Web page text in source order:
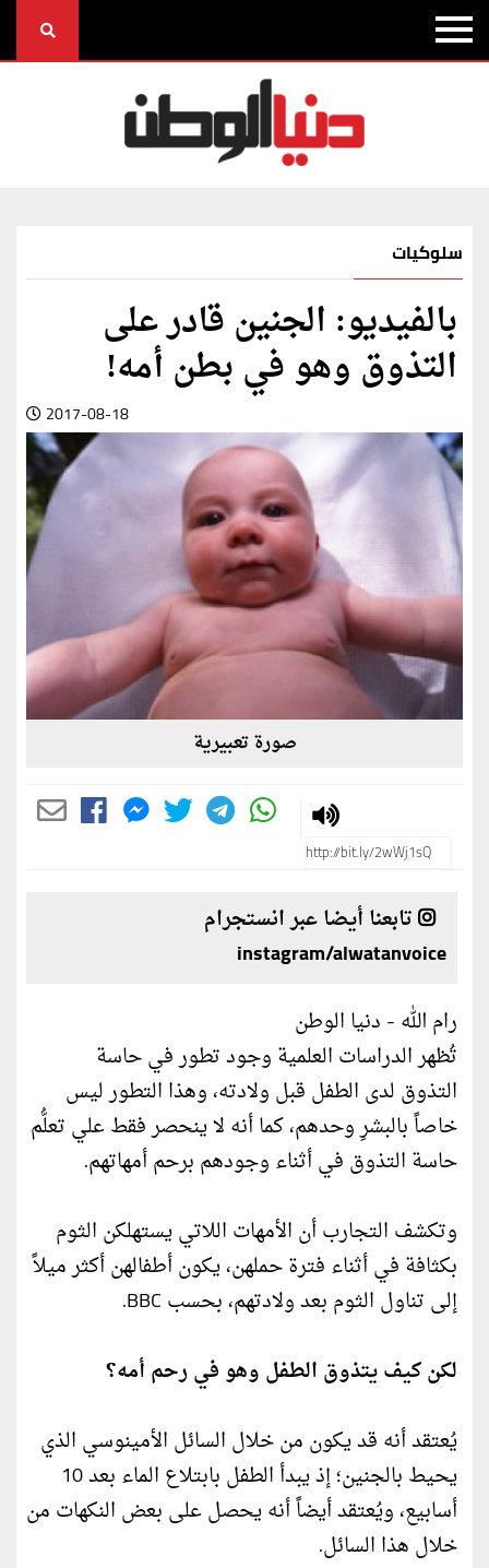
سلوكيات
بالفيديو: الجنين قادر على
التذوق وهو في بطن أمه!
2017-08-18
صورة تعبيرية
تابعنا أيضا عبر انستجرام
instagram/alwatanvoice
رام الله - دنيا الوطن
تُظهر الدراسات العلمية وجود تطور في حاسة
التذوق لدى الطفل قبل ولادته، وهذا التطور ليس
خاصاً بالبشرِ وحدهم، كما أنه لا ينحصر فقط علي تعلُّم
حاسة التذوق في أثناء وجودهم برحم أمهاتهم.
وتكشف التجارب أن الأمهات اللاتي يستهلكن الثوم
بكثافة في أثناء فترة حملهن، يكون أطفالهن أكثر ميلاً
إلى تناول الثوم بعد ولادتهم، بحسب BBC.
لكن كيف يتذوق الطفل وهو في رحم أمه؟
يُعتقد أنه قد يكون من خلال السائل الأمينوسي الذي
يحيط بالجنين؛ إذ يبدأ الطفل بابتلاع الماء بعد 10
أسابيع، ويُعتقد أيضاً أنه يحصل على بعض النكهات من
خلال هذا السائل.